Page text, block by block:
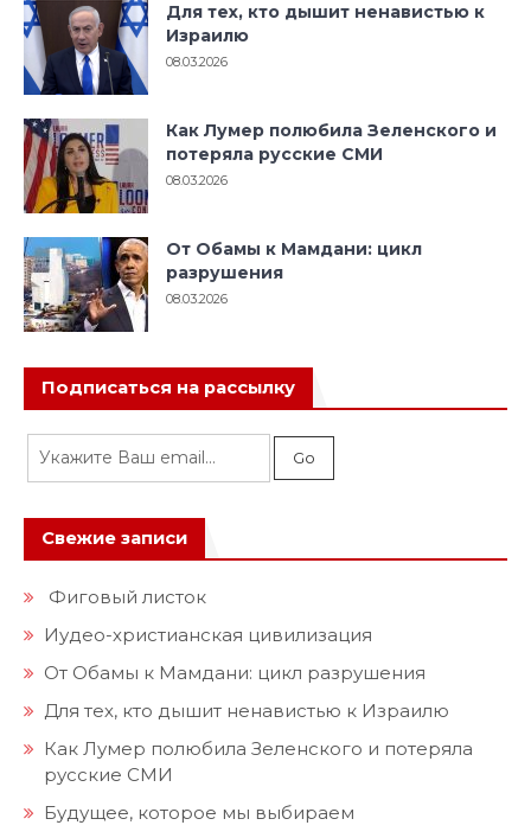
Для тех, кто дышит ненавистью к
Израилю
08.03.2026
Как Лумер полюбила Зеленского и
потеряла русские СМИ
08.03.2026
От Обамы к Мамдани: цикл
разрушения
08.03.2026
Подписаться на рассылку
Свежие записи
Фиговый листок
Иудео-христианская цивилизация
От Обамы к Мамдани: цикл разрушения
Для тех, кто дышит ненавистью к Израилю
Как Лумер полюбила Зеленского и потеряла
русские СМИ
Будущее, которое мы выбираем